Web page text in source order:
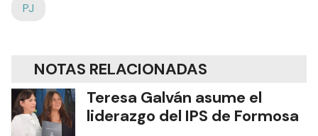
PJ
NOTAS RELACIONADAS
Teresa Galván asume el
liderazgo del IPS de Formosa